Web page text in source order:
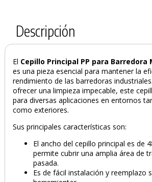
Descripción
El Cepillo Principal PP para Barredora
es una pieza esencial para mantener la
rendimiento de las barredoras
ofrecer una limpieza impecable, este
para diversas aplicaciones en entornos
como exteriores.
Sus principales características son:
El ancho del cepillo principal es de
permite cubrir una amplia área de
pasada.
Es de fácil instalación y reemplazo